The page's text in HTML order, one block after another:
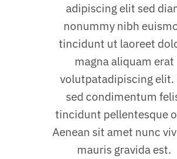
adipiscing elit sed
nonummy nibh
tincidunt ut laoreet
magna aliquam erat
volutpatadipiscing elit.
sed condimentum
tincidunt pellentesque
Aenean sit amet nunc
mauris gravida est.